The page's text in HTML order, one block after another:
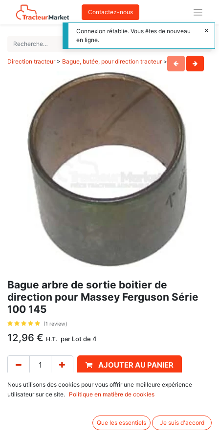
Contactez-nous
Direction tracteur> Bague, butée, pour direction tracteur>
Bague arbre de sortie boitier de
direction pour Massey Ferguson Série
100 145
(1 review)
12,96 € H.T. par Lot de 4
AJOUTER AU PANIER
Délai de livraison : 1 semaine
100 Series : 135, 145, 148, 165, 168, 175, 178, 185, 188
200 Series : 230, 240, 250
Nous utilisons des cookies pour vous offrir une meilleure expérience
utilisateur sur ce site.
Politique en matière de cookies
Que les essentiels Je suis d'accord
Connexion rétablie. Vous êtes de nouveau
en ligne.